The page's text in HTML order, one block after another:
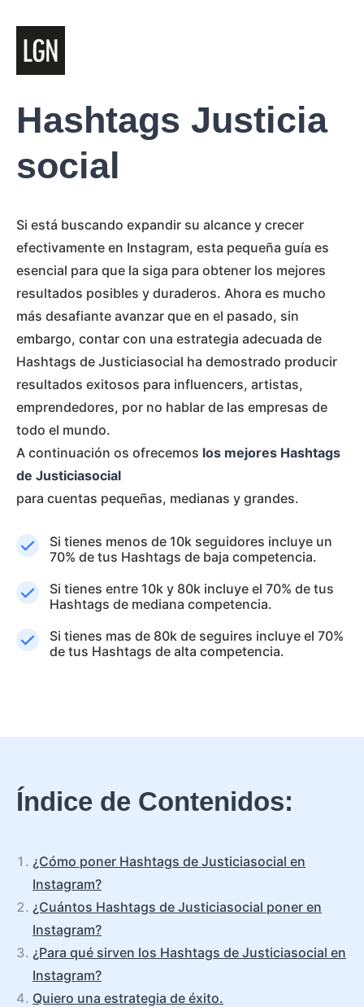
Hashtags Justicia
social
Si está buscando expandir su alcance y crecer
efectivamente en Instagram, esta pequeña guía es
esencial para que la siga para obtener los mejores
resultados posibles y duraderos. Ahora es mucho
más desafiante avanzar que en el pasado, sin
embargo, contar con una estrategia adecuada de
Hashtags de Justiciasocial ha demostrado producir
resultados exitosos para influencers, artistas,
emprendedores, por no hablar de las empresas de
todo el mundo.
A continuación os ofrecemos los mejores Hashtags
de Justiciasocial
para cuentas pequeñas, medianas y grandes.
Si tienes menos de 10k seguidores incluye un
70% de tus Hashtags de baja competencia.
Si tienes entre 10k y 80k incluye el 70% de tus
Hashtags de mediana competencia.
Si tienes mas de 80k de seguires incluye el 70%
de tus Hashtags de alta competencia.
Índice de Contenidos:
¿Cómo poner Hashtags de Justiciasocial en
Instagram?
¿Cuántos Hashtags de Justiciasocial poner en
Instagram?
¿Para qué sirven los Hashtags de Justiciasocial en
Instagram?
Quiero una estrategia de éxito.